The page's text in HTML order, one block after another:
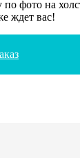
по фото на
ждет вас!